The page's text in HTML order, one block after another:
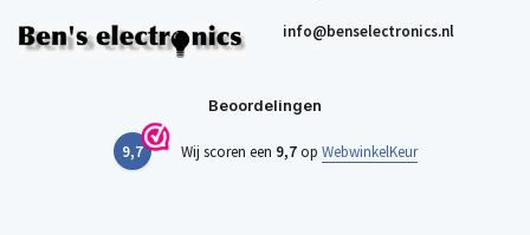
info@benselectronics.nl
Beoordelingen
9,7 Wij scoren een 9,7op WebwinkelKeur